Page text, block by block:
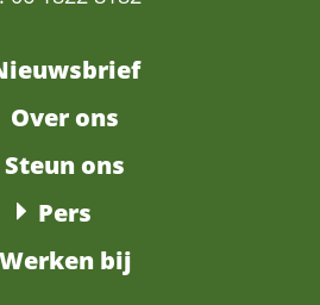
Over ons
Steun ons
Pers
Werken bij